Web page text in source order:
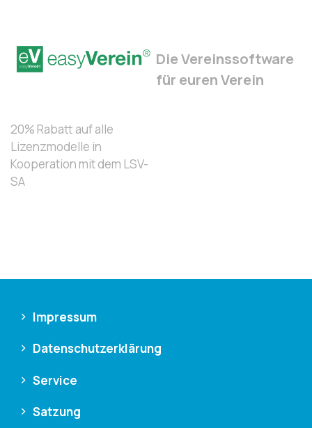
Die Vereinssoftware
für euren Verein
20% Rabatt auf alle
Lizenzmodelle in
Kooperation mit dem LSV-
SA
Impressum
Datenschutzerklärung
Service
Satzung